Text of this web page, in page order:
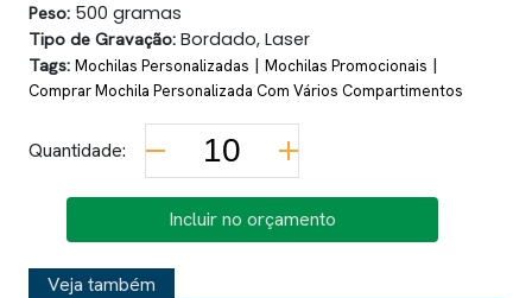
Peso: 500 gramas
Tipo de Gravação: Bordado, Laser
Tags: Mochilas Personalizadas | Mochilas Promocionais |
Comprar Mochila Personalizada Com Vários Compartimentos
Quantidade:
Incluir no orçamento
Veja também